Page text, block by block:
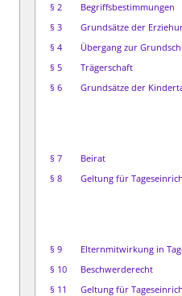
§ 2
Begriffsbestimmungen
§ 3
Grundsätze der
§ 4
Übergang zur
§ 5
Trägerschaft
§ 6
Grundsätze der
§ 7
Beirat
§ 8
Geltung für
§ 9
Elternmitwirkung in
§ 10
Beschwerderecht
§ 11
Geltung für